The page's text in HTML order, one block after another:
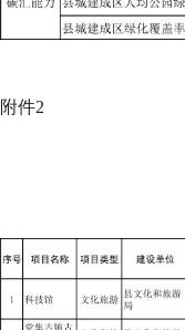
附件2